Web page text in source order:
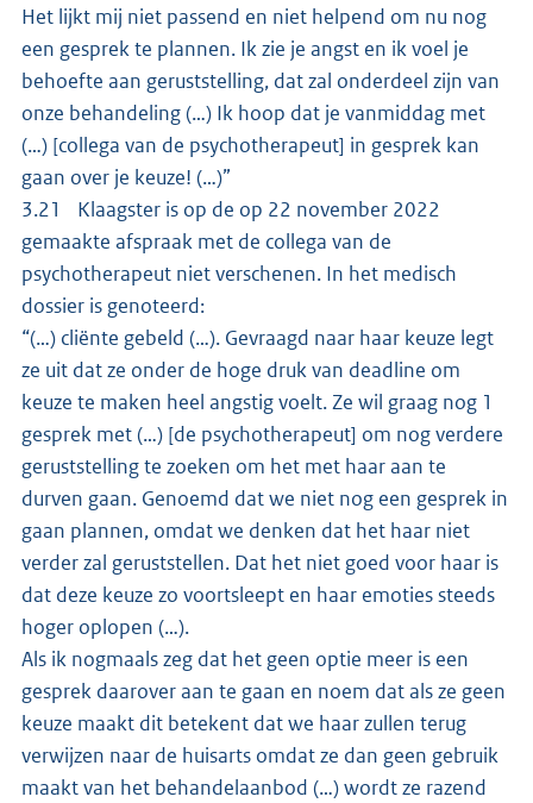
Het lijkt mij niet passend en niet helpend om nu nog
een gesprek te plannen. Ik zie je angst en ik voel je
behoefte aan geruststelling, dat zal onderdeel zijn van
onze behandeling (…) Ik hoop dat je vanmiddag met
(…) [collega van de psychotherapeut] in gesprek kan
gaan over je keuze! (…)”
3.21 Klaagster is op de op 22 november 2022
gemaakte afspraak met de collega van de
psychotherapeut niet verschenen. In het medisch
dossier is genoteerd:
“(…) cliënte gebeld (…). Gevraagd naar haar keuze legt
ze uit dat ze onder de hoge druk van deadline om
keuze te maken heel angstig voelt. Ze wil graag nog 1
gesprek met (…) [de psychotherapeut] om nog verdere
geruststelling te zoeken om het met haar aan te
durven gaan. Genoemd dat we niet nog een gesprek in
gaan plannen, omdat we denken dat het haar niet
verder zal geruststellen. Dat het niet goed voor haar is
dat deze keuze zo voortsleept en haar emoties steeds
hoger oplopen (…).
Als ik nogmaals zeg dat het geen optie meer is een
gesprek daarover aan te gaan en noem dat als ze geen
keuze maakt dit betekent dat we haar zullen terug
verwijzen naar de huisarts omdat ze dan geen gebruik
maakt van het behandelaanbod (…) wordt ze razend